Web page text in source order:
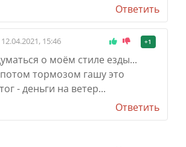
Ответить
12.04.2021, 15:46 +1
о моём стиле езды...
тормозом гашу это
- деньги на ветер...
Ответить